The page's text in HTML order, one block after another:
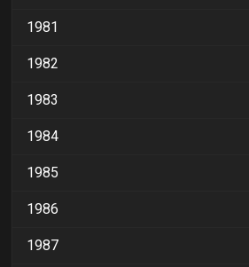
1981
1982
1983
1984
1985
1986
1987